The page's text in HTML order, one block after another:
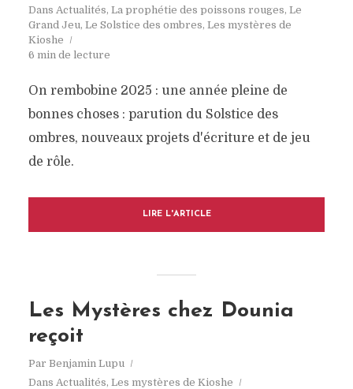
Dans Actualités, La prophétie des poissons rouges, Le
Grand Jeu, Le Solstice des ombres, Les mystères de
Kioshe
6 min de lecture
On rembobine 2025 : une année pleine de
bonnes choses : parution du Solstice des
ombres, nouveaux projets d'écriture et de jeu
de rôle.
LIRE L'ARTICLE
Les Mystères chez Dounia
reçoit
Par Benjamin Lupu
Dans Actualités, Les mystères de Kioshe